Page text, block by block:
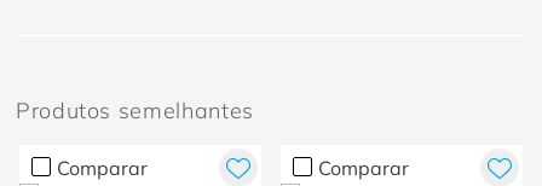
Produtos semelhantes
Comparar Comparar